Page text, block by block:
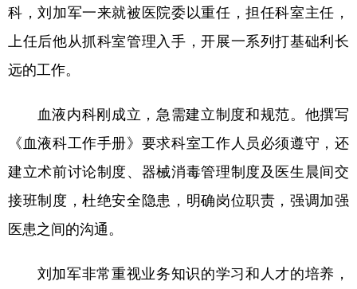
科，刘加军一来就被医院委以重任，担任科室主任，
上任后他从抓科室管理入手，开展一系列打基础利长
远的工作。
血液内科刚成立，急需建立制度和规范。他撰写
《血液科工作手册》要求科室工作人员必须遵守，还
建立术前讨论制度、器械消毒管理制度及医生晨间交
接班制度，杜绝安全隐患，明确岗位职责，强调加强
医患之间的沟通。
刘加军非常重视业务知识的学习和人才的培养，